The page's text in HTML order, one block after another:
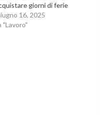
giorni di ferie
16, 2025
"Lavoro"